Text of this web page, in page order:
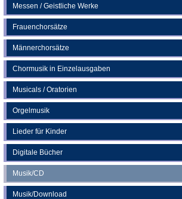
Messen / Geistliche Werke
Frauenchorsätze
Männerchorsätze
Chormusik in Einzelausgaben
Musicals / Oratorien
Orgelmusik
Lieder für Kinder
Digitale Bücher
Musik/CD
Musik/Download